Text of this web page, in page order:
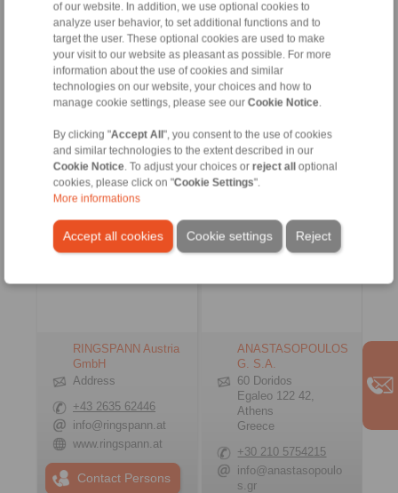
of our website. In addition, we use optional cookies to
analyze user behavior, to set additional functions and to
target the user. These optional cookies are used to make
your visit to our website as pleasant as possible. For more
information about the use of cookies and similar
technologies on our website, your choices and how to
manage cookie settings, please see our Cookie Notice.
By clicking "Accept All ", you consent to the use of cookies
and similar technologies to the extent described in our
Cookie Notice. To adjust your choices or reject all
optional
cookies, please click on "Cookie Settings".
More informations
Accept all cookies Reject
Cookie settings
www.ringspann.es
Contact Persons
info@ringspann.tr
www.ringspann.tr
Contact Persons
오스트리아, 체코 공화
슬로바키아
RINGSPANN Austria
GmbH
Address
+43 2635 62446
info@ringspann.at
www.ringspann.at
Contact Persons
그리스
ANASTASOPOULOS
G. S.A.
60 Doridos
Egaleo 122 42,
Athens
Greece
+30 210 5754215
info@anastasopoulo
s.gr